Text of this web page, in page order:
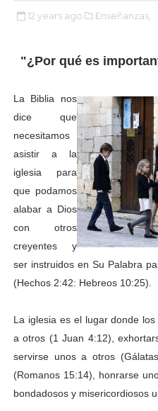
12 years ago Enseñanzas,
"¿Por qué es
La Biblia nos
dice que
necesitamos
asistir a la
iglesia para
que podamos
alabar a Dios
con otros
creyentes y
ser instruidos en Su Palabra
(Hechos 2:42: Hebreos 10:25).
La iglesia es el lugar donde
a otros (1 Juan 4:12),
servirse unos a otros
(Romanos 15:14), honrarse
bondadosos y misericordiosos